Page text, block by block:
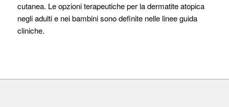
cutanea. Le opzioni terapeutiche per la dermatite atopica
negli adulti e nei bambini sono definite nelle linee guida
cliniche.